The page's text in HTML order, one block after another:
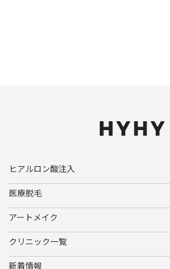
ヒアルロン酸注入
医療脱毛
アートメイク
クリニック一覧
新着情報